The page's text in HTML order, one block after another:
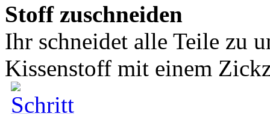
Stoff zuschneiden
Ihr schneidet alle Teile zu
Kissenstoff mit einem